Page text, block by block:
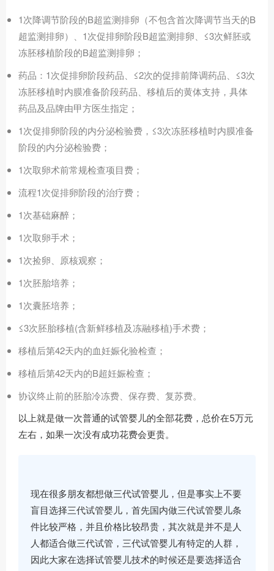
1次降调节阶段的B超监测排卵（不包含首次降调节当天的B
超监测排卵）、1次促排卵阶段B超监测排卵、≤3次鲜胚或
冻胚移植阶段的B超监测排卵；
药品：1次促排卵阶段药品、≤2次的促排前降调药品、≤3次
冻胚移植时内膜准备阶段药品、移植后的黄体支持，具体
药品及品牌由甲方医生指定；
1次促排卵阶段的内分泌检验费，≤3次冻胚移植时内膜准备
阶段的内分泌检验费；
1次取卵术前常规检查项目费；
流程1次促排卵阶段的治疗费；
1次基础麻醉；
1次取卵手术；
1次捡卵、原核观察；
1次胚胎培养；
1次囊胚培养；
≤3次胚胎移植(含新鲜移植及冻融移植)手术费；
移植后第42天内的血妊娠化验检查；
移植后第42天内的B超妊娠检查；
协议终止前的胚胎冷冻费、保存费、复苏费。
以上就是做一次普通的试管婴儿的全部花费，总价在5万元
左右，如果一次没有成功花费会更贵。
现在很多朋友都想做三代试管婴儿，但是事实上不要
盲目选择三代试管婴儿，首先国内做三代试管婴儿条
件比较严格，并且价格比较昂贵，其次就是并不是人
人都适合做三代试管，三代试管婴儿有特定的人群，
因此大家在选择试管婴儿技术的时候还是要选择适合